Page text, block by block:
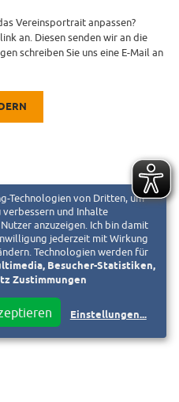
Vereinsportrait anpassen?
an. Diesen senden wir an die
schreiben Sie uns eine E-Mail an
Technologien von Dritten, um
und Inhalte
anzuzeigen. Ich bin damit
jederzeit mit Wirkung
Technologien werden für
Besucher-Statistiken,
Zustimmungen
Einstellungen...